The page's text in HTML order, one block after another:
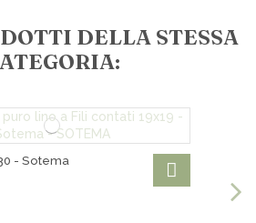
DELLA STESSA
- Sotema